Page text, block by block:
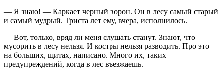
— Я знаю! — Каркает черный ворон. Он в лесу самый старый
и самый мудрый. Триста лет ему, вчера, исполнилось.
— Вот, только, вряд ли меня слушать станут. Знают, что
мусорить в лесу нельзя. И костры нельзя разводить. Про это
на больших, щитах, написано. Много их, таких
предупреждений, когда в лес въезжаешь.